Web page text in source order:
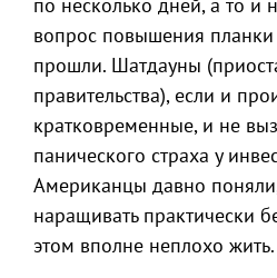
вопрос повышения планки
прошли. Шатдауны
правительства), если и
кратковременные, и не
панического страха у
Американцы давно
наращивать практически
этом вполне неплохо жить.